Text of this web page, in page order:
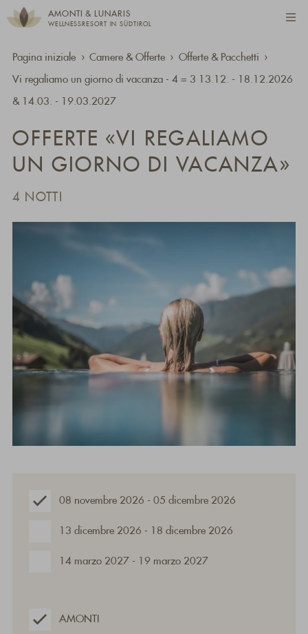
AMONTI & LUNARIS
WELLNESSRESORT IN SÜDTIROL
Pagina iniziale Camere & Offerte Offerte & Pacchetti
Vi regaliamo un giorno di vacanza - 4 = 3 13.12. - 18.12.2026
& 14.03. - 19.03.2027
OFFERTE «VI REGALIAMO
UN GIORNO DI VACANZA»
4 NOTTI
08 novembre 2026 - 05 dicembre 2026
13 dicembre 2026 - 18 dicembre 2026
14 marzo 2027 - 19 marzo 2027
AMONTI